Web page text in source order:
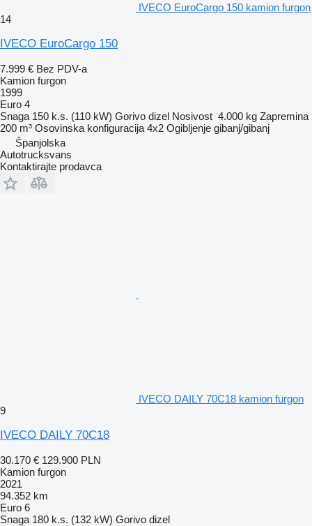
IVECO EuroCargo 150 kamion furgon
14
IVECO EuroCargo 150
7.999 € Bez PDV-a
Kamion furgon
1999
Euro 4
Snaga 150 k.s. (110 kW) Gorivo dizel Nosivost 4.000 kg Zapremina
200 m³ Osovinska konfiguracija 4x2 Ogibljenje gibanj/gibanj
Španjolska
Autotrucksvans
Kontaktirajte prodavca
IVECO DAILY 70C18 kamion furgon
9
IVECO DAILY 70C18
30.170 € 129.900 PLN
Kamion furgon
2021
94.352 km
Euro 6
Snaga 180 k.s. (132 kW) Gorivo dizel